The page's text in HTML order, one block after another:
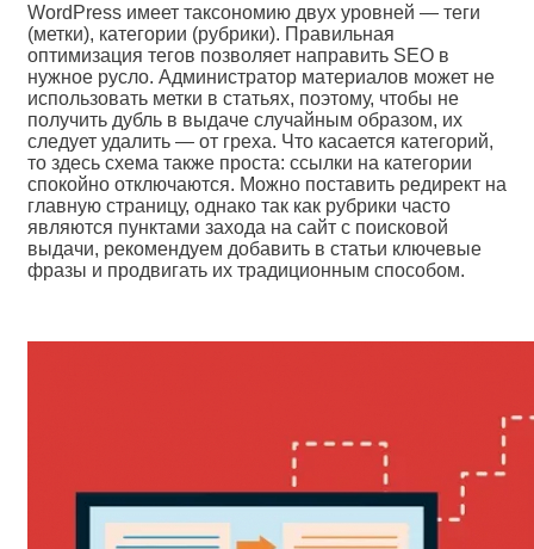
WordPress имеет таксономию двух уровней — теги
(метки), категории (рубрики). Правильная
оптимизация тегов позволяет направить SEO в
нужное русло. Администратор материалов может не
использовать метки в статьях, поэтому, чтобы не
получить дубль в выдаче случайным образом, их
следует удалить — от греха. Что касается категорий,
то здесь схема также проста: ссылки на категории
спокойно отключаются. Можно поставить редирект на
главную страницу, однако так как рубрики часто
являются пунктами захода на сайт с поисковой
выдачи, рекомендуем добавить в статьи ключевые
фразы и продвигать их традиционным способом.